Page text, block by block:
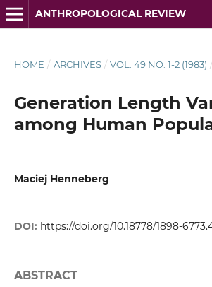
ANTHROPOLOGICAL REVIEW
HOME / ARCHIVES / VOL. 49 NO. 1-2 (1983) /
Generation Length
among Human
Maciej Henneberg
DOI: https://doi.org/10.18778/1898-
ABSTRACT